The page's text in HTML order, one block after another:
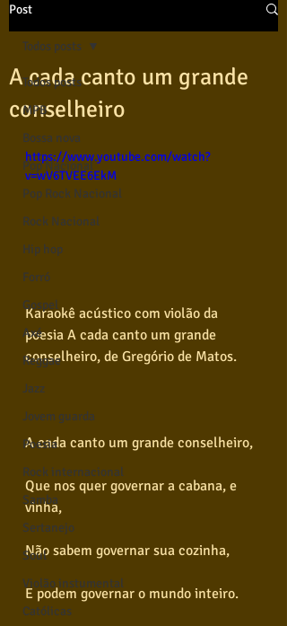
Post
Todos posts
MPB
Bossa nova
Pop Nacional
Pop Rock Nacional
Rock Nacional
Hip hop
Forró
Gospel
Axé
Reggae
Jazz
Jovem guarda
Poesia
Rock internacional
Samba
Sertanejo
Soul
Violão instumental
Católicas
Todos posts
A cada canto um grande
conselheiro
https://www.youtube.com/watch?
v=wV6TVEE6EkM
Karaokê acústico com violão da
poesia A cada canto um grande
conselheiro, de Gregório de Matos.
A cada canto um grande conselheiro,
Que nos quer governar a cabana, e
vinha,
Não sabem governar sua cozinha,
E podem governar o mundo inteiro.